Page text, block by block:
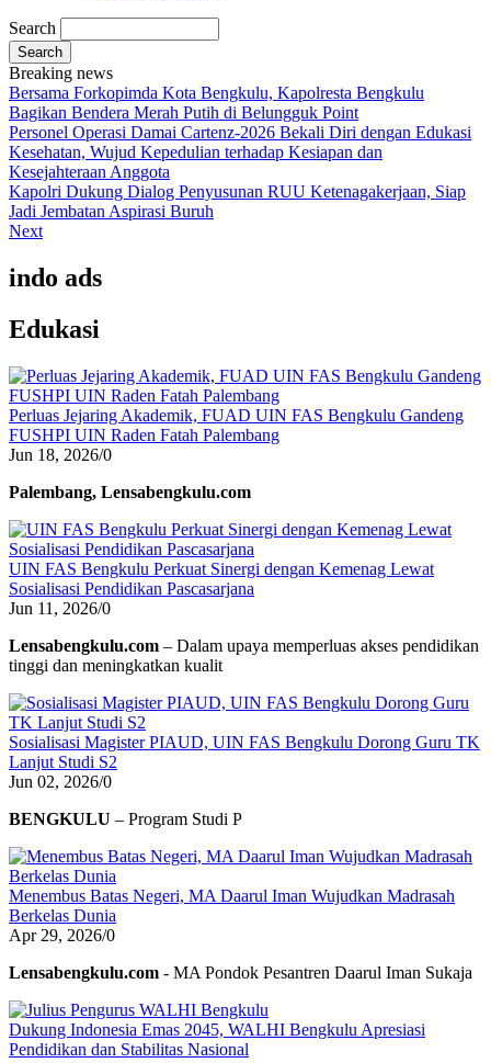
Search
Breaking news
Bersama Forkopimda Kota Bengkulu, Kapolresta Bengkulu
Bagikan Bendera Merah Putih di Belungguk Point
Personel Operasi Damai Cartenz-2026 Bekali Diri dengan Edukasi
Kesehatan, Wujud Kepedulian terhadap Kesiapan dan
Kesejahteraan Anggota
Kapolri Dukung Dialog Penyusunan RUU Ketenagakerjaan, Siap
Jadi Jembatan Aspirasi Buruh
Next
indo ads
Edukasi
Perluas Jejaring Akademik, FUAD UIN FAS Bengkulu Gandeng
FUSHPI UIN Raden Fatah Palembang
Jun 18, 2026/0
Palembang, Lensabengkulu.com
UIN FAS Bengkulu Perkuat Sinergi dengan Kemenag Lewat
Sosialisasi Pendidikan Pascasarjana
Jun 11, 2026/0
Lensabengkulu.com – Dalam upaya memperluas akses pendidikan
tinggi dan meningkatkan kualit
Sosialisasi Magister PIAUD, UIN FAS Bengkulu Dorong Guru TK
Lanjut Studi S2
Jun 02, 2026/0
BENGKULU – Program Studi P
Menembus Batas Negeri, MA Daarul Iman Wujudkan Madrasah
Berkelas Dunia
Apr 29, 2026/0
Lensabengkulu.com - MA Pondok Pesantren Daarul Iman Sukaja
Dukung Indonesia Emas 2045, WALHI Bengkulu Apresiasi
Pendidikan dan Stabilitas Nasional